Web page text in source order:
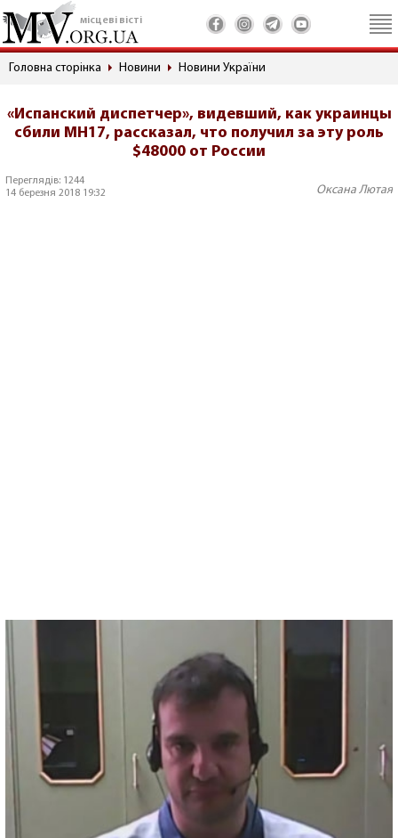
місцеві вісті
Головна сторінка Новини Новини України
«Испанский диспетчер», видевший, как украинцы
сбили MH17, рассказал, что получил за эту роль
$48000 от России
Переглядів: 1244
14 березня 2018 19:32
Оксана Лютая